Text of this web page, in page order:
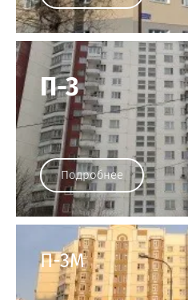
П-3
Подробнее
П-3М